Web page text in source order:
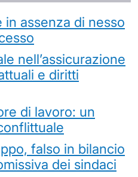
in assenza di nesso
nell’assicurazione
e diritti
di lavoro: un
falso in bilancio
dei sindaci